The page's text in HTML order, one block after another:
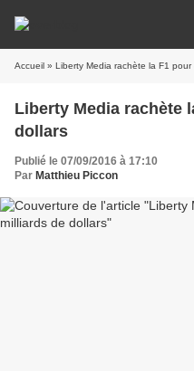
Accueil » Liberty Media rachète la F1 pour
Liberty Media rachète
dollars
Publié le 07/09/2016 à 17:10
Par Matthieu Piccon